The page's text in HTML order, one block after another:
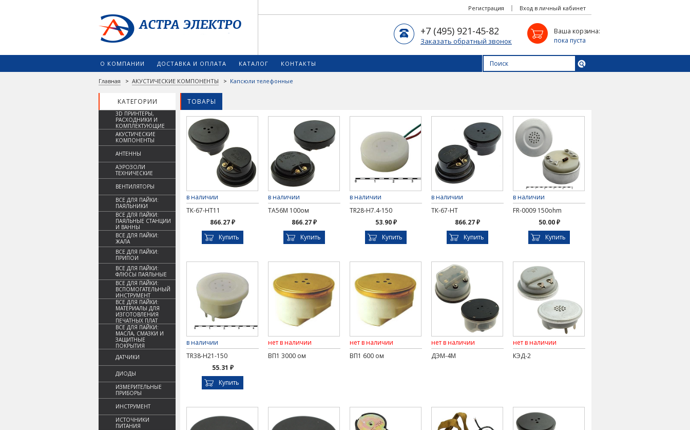
Вход в личный кабинет
Регистрация
Ваша корзина:
пока пуста
+7 (495) 921-45-82
Заказать обратный звонок
О КОМПАНИИ ДОСТАВКА И ОПЛАТА КАТАЛОГ КОНТАКТЫ
Главная > АКУСТИЧЕСКИЕ КОМПОНЕНТЫ > Капсюли телефонные
КАТЕГОРИИ ТОВАРЫ
3D ПРИНТЕРЫ,
РАСХОДНИКИ И
КОМПЛЕКТУЮЩИЕ
АКУСТИЧЕСКИЕ
КОМПОНЕНТЫ
АНТЕННЫ
АЭРОЗОЛИ
ТЕХНИЧЕСКИЕ
ВЕНТИЛЯТОРЫ
ВСЕ ДЛЯ ПАЙКИ:
ПАЯЛЬНИКИ
ВСЕ ДЛЯ ПАЙКИ:
ПАЯЛЬНЫЕ СТАНЦИИ
И ВАННЫ
ВСЕ ДЛЯ ПАЙКИ:
ЖАЛА
ВСЕ ДЛЯ ПАЙКИ:
ПРИПОИ
ВСЕ ДЛЯ ПАЙКИ:
ФЛЮСЫ ПАЯЛЬНЫЕ
ВСЕ ДЛЯ ПАЙКИ:
ВСПОМОГАТЕЛЬНЫЙ
ИНСТРУМЕНТ
ВСЕ ДЛЯ ПАЙКИ:
МАТЕРИАЛЫ ДЛЯ
ИЗГОТОВЛЕНИЯ
ПЕЧАТНЫХ ПЛАТ
ВСЕ ДЛЯ ПАЙКИ:
МАСЛА, СМАЗКИ И
ЗАЩИТНЫЕ
ПОКРЫТИЯ
ДАТЧИКИ
ДИОДЫ
ИЗМЕРИТЕЛЬНЫЕ
ПРИБОРЫ
ИНСТРУМЕНТ
ИСТОЧНИКИ
ПИТАНИЯ
в наличии
ТК-67-НТ11
866.27 ₽
Купить
в наличии
ТА56М 100ом
866.27 ₽
Купить
в наличии
TR28-H7.4-150
53.90 ₽
Купить
в наличии
ТК-67-НТ
866.27 ₽
Купить
в наличии
FR-0009 150ohm
50.00 ₽
Купить
в наличии
TR38-H21-150
55.31 ₽
Купить
нет в наличии
ВП1 3000 ом
нет в наличии
ВП1 600 ом
нет в наличии
ДЭМ-4М
нет в наличии
КЭД-2